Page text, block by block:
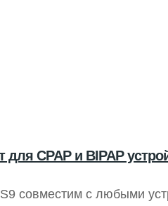
для CPAP и BIPAP
совместим с любыми